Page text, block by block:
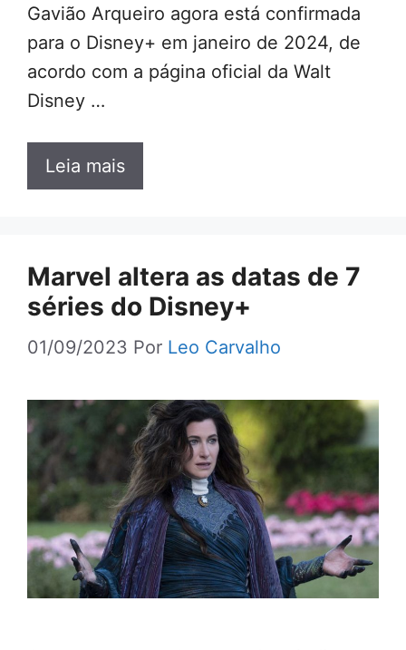
Gavião Arqueiro agora está confirmada
para o Disney+ em janeiro de 2024, de
acordo com a página oficial da Walt
Disney …
Leia mais
Marvel altera as datas de 7
séries do Disney+
01/09/2023 Por Leo Carvalho